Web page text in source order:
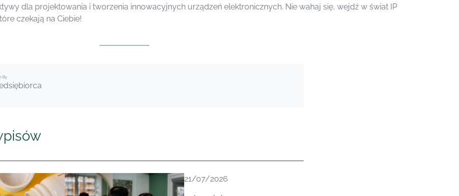
dla projektowania i tworzenia innowacyjnych urządzeń elektronicznych. Nie wahaj się, wejdź w świat IP
czekają na Ciebie!
By
21/07/2026